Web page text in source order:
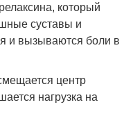
который
суставы и
и вызываются боли в
центр
нагрузка на